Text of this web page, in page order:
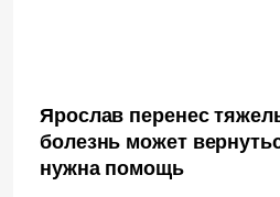
Ярослав перенес
болезнь может
нужна помощь